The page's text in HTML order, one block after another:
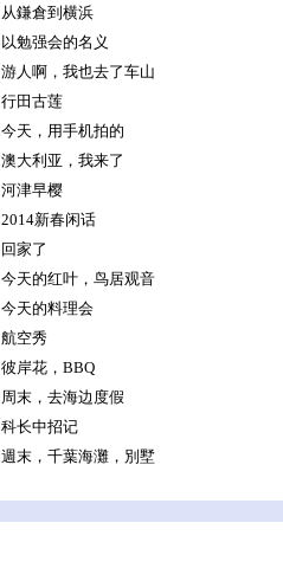
从鎌倉到横浜
以勉强会的名义
游人啊，我也去了车山
行田古莲
今天，用手机拍的
澳大利亚，我来了
河津早樱
2014新春闲话
回家了
今天的红叶，鸟居观音
今天的料理会
航空秀
彼岸花，BBQ
周末，去海边度假
科长中招记
週末，千葉海灘，別墅